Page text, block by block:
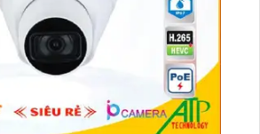
nghệ IP KX-C4K8108SN3 là sản
với khả năng ghi hình ban đêm sắc
ảnh tích hợp. Sản phẩm trang
tiến, giúp thi công gọn nhẹ và
số lượng camera. Với 8 kênh ghi
còn hỗ trợ khu vực cấm và chống